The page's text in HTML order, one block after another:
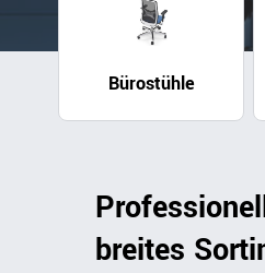
Bürocontainer
breites
Bürostühle